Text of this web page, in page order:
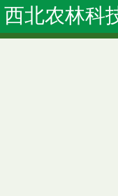
西北农林科